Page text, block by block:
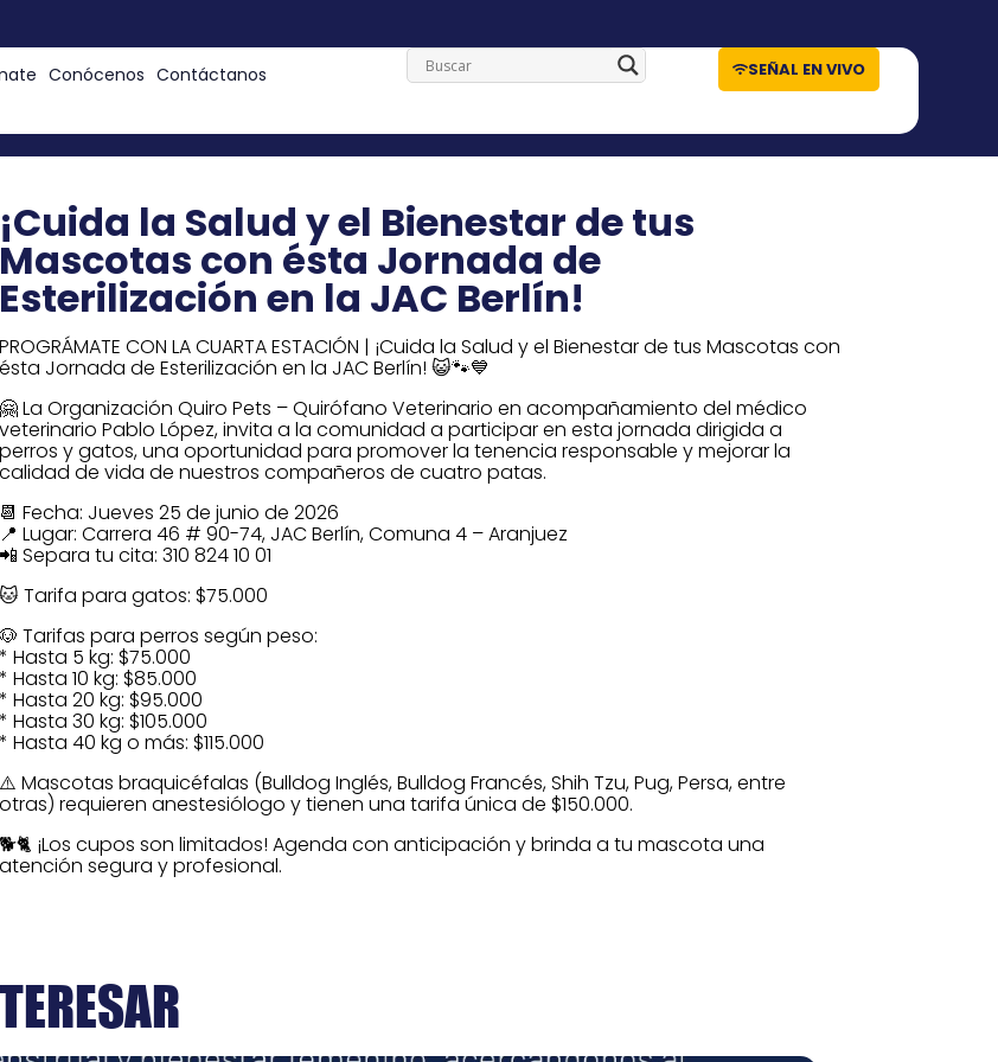
Conócenos Contáctanos SEÑAL EN VIVO
¡Cuida la Salud y el Bienestar de tus
Mascotas con ésta Jornada de
Esterilización en la JAC Berlín!
PROGRÁMATE CON LA CUARTA ESTACIÓN | ¡Cuida la Salud y el Bienestar de tus Mascotas con
ésta Jornada de Esterilización en la JAC Berlín! 😺🐾💙
🤗 La Organización Quiro Pets – Quirófano Veterinario en acompañamiento del médico
veterinario Pablo López, invita a la comunidad a participar en esta jornada dirigida a
perros y gatos, una oportunidad para promover la tenencia responsable y mejorar la
calidad de vida de nuestros compañeros de cuatro patas.
📆 Fecha: Jueves 25 de junio de 2026
📍 Lugar: Carrera 46 # 90-74, JAC Berlín, Comuna 4 – Aranjuez
📲 Separa tu cita: 310 824 10 01
🐱 Tarifa para gatos: $75.000
🐶 Tarifas para perros según peso:
* Hasta 5 kg: $75.000
* Hasta 10 kg: $85.000
* Hasta 20 kg: $95.000
* Hasta 30 kg: $105.000
* Hasta 40 kg o más: $115.000
⚠️ Mascotas braquicéfalas (Bulldog Inglés, Bulldog Francés, Shih Tzu, Pug, Persa, entre
otras) requieren anestesiólogo y tienen una tarifa única de $150.000.
🐕🐈 ¡Los cupos son limitados! Agenda con anticipación y brinda a tu mascota una
atención segura y profesional.